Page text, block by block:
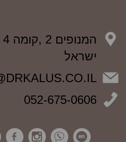
ישראל
052-675-0606